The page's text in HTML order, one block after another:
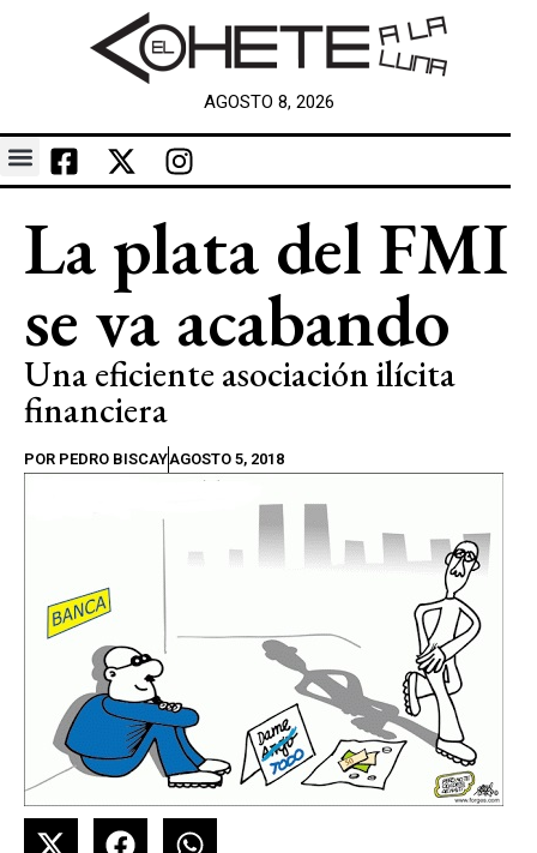
AGOSTO 8, 2026
La plata del FMI
se va acabando
Una eficiente asociación ilícita
financiera
POR PEDRO BISCAYAGOSTO 5, 2018